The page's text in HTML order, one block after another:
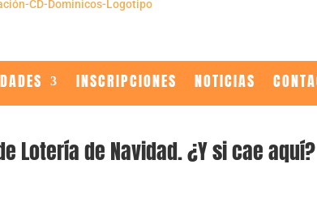
INSCRIPCIONES NOTICIAS
Lotería de Navidad. ¿Y si cae aquí?